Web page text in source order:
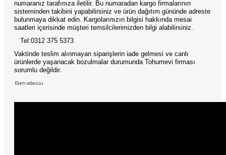
numaranız tarafınıza iletilir. Bu numaradan kargo firmalarının
sisteminden takibini yapabilirsiniz ve ürün dağıtım gününde adreste
bulunmaya dikkat edin. Kargolarınızın bilgisi hakkında mesai
saatleri içerisinde müşteri temsilcilerimizden bilgi alabilirsiniz.
Tel:0312 375 5373
Vaktinde teslim alınmayan siparişlerin iade gelmesi ve canlı
ürünlerde yaşanacak bozulmalar durumunda Tohumevi firması
sorumlu değildir.
Ekim videosu